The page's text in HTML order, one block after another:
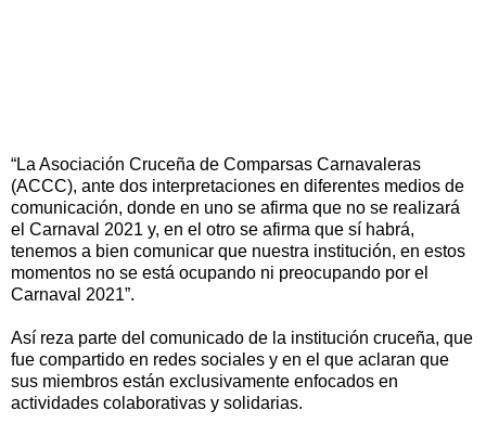
“La Asociación Cruceña de Comparsas Carnavaleras
(ACCC), ante dos interpretaciones en diferentes medios de
comunicación, donde en uno se afirma que no se realizará
el Carnaval 2021 y, en el otro se afirma que sí habrá,
tenemos a bien comunicar que nuestra institución, en estos
momentos no se está ocupando ni preocupando por el
Carnaval 2021”.
Así reza parte del comunicado de la institución cruceña, que
fue compartido en redes sociales y en el que aclaran que
sus miembros están exclusivamente enfocados en
actividades colaborativas y solidarias.